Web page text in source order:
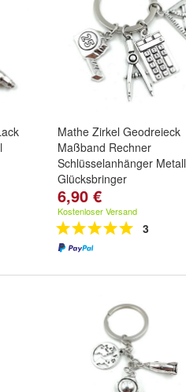
Mathe Zirkel Geodreieck
Maßband Rechner
Schlüsselanhänger Metall
Glücksbringer
6,90 €
Kostenloser Versand
3